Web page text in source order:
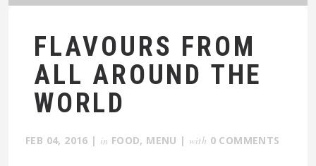
FLAVOURS FROM
ALL AROUND THE
WORLD
FEB 04, 2016 | in FOOD, MENU | with 0 COMMENTS